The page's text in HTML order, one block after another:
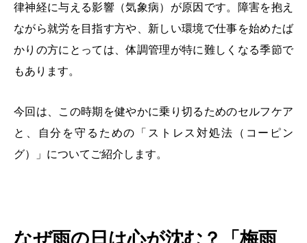
律神経に与える影響（気象病）が原因です。障害を抱え
ながら就労を目指す方や、新しい環境で仕事を始めたば
かりの方にとっては、体調管理が特に難しくなる季節で
もあります。
今回は、この時期を健やかに乗り切るためのセルフケア
と、自分を守るための「ストレス対処法（コーピン
グ）」についてご紹介します。
なぜ雨の日は心が沈む？「梅雨